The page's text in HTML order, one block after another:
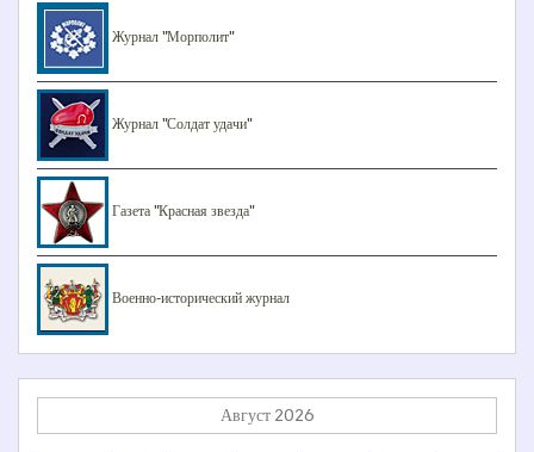
Журнал "Морполит"
Журнал "Солдат удачи"
Газета "Красная звезда"
Военно-исторический журнал
Август 2026